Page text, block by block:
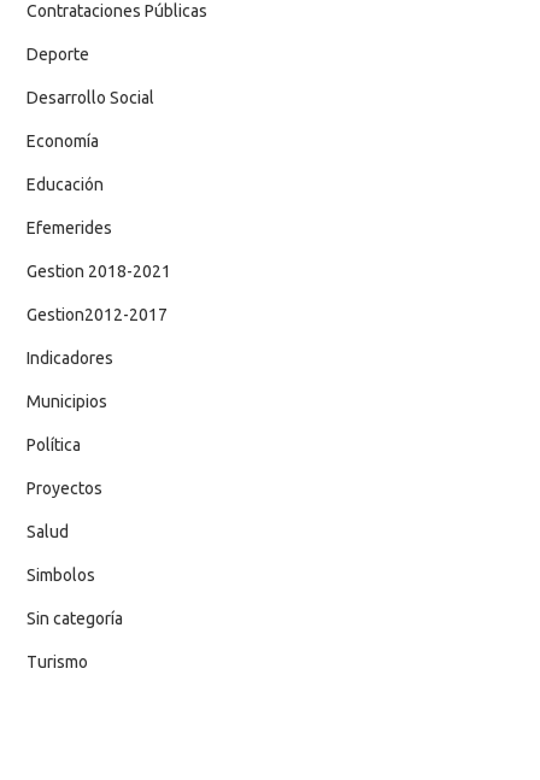
Contrataciones Públicas
Deporte
Desarrollo Social
Economía
Educación
Efemerides
Gestion 2018-2021
Gestion2012-2017
Indicadores
Municipios
Política
Proyectos
Salud
Simbolos
Sin categoría
Turismo